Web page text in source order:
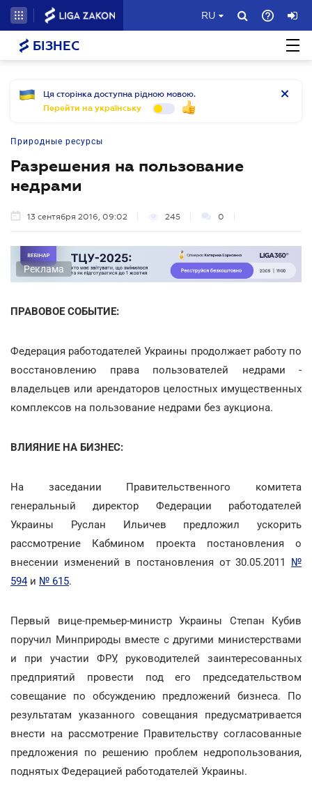
RU
БІЗНЕС
Ця сторінка доступна рідною мовою.
Перейти на українську
Природные ресурсы
Разрешения на пользование
недрами
13 сентября 2016, 09:02 245 0
Реклама
ПРАВОВОЕ СОБЫТИЕ:
Федерация работодателей Украины продолжает работу по
восстановлению права пользователей недрами -
владельцев или арендаторов целостных имущественных
комплексов на пользование недрами без аукциона.
ВЛИЯНИЕ НА БИЗНЕС:
На заседании Правительственного комитета
генеральный директор Федерации работодателей
Украины Руслан Ильичев предложил ускорить
рассмотрение Кабмином проекта постановления о
внесении изменений в постановления от 30.05.2011 №
594и № 615.
Первый вице-премьер-министр Украины Степан Кубив
поручил Минприроды вместе с другими министерствами
и при участии ФРУ, руководителей заинтересованных
предприятий провести под его председательством
совещание по обсуждению предложений бизнеса. По
результатам указанного совещания предусматривается
внести на рассмотрение Правительству согласованные
предложения по решению проблем недропользования,
поднятых Федерацией работодателей Украины.